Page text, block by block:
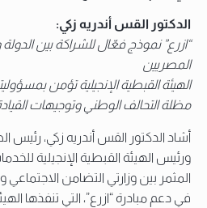
الدكتور القس أندريه زكي:
“ازرع” نموذج فعّال للشراكة بين
المصريين
الهيئة القبطية الإنجيلية تؤمن
مظلة التحالف الوطني وتوجيهات
أشاد الدكتور القس أندريه زكي، رئيس
ورئيس الهيئة القبطية الإنجيلية
المثمر بين وزارتي التضامن الاجتماعي
في دعم مبادرة “ازرع”، التي تنفذها